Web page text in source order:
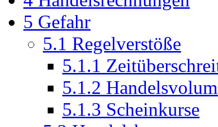
5 Gefahr
5.1 Regelverstöße
5.1.1
5.1.2
5.1.3 Scheinkurse